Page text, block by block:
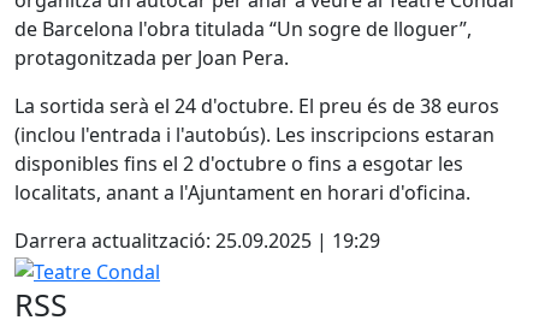
de Barcelona l'obra titulada “Un sogre de lloguer”,
protagonitzada per Joan Pera.
La sortida serà el 24 d'octubre. El preu és de 38 euros
(inclou l'entrada i l'autobús). Les inscripcions estaran
disponibles fins el 2 d'octubre o fins a esgotar les
localitats, anant a l'Ajuntament en horari d'oficina.
Darrera actualització: 25.09.2025 | 19:29
Teatre Condal
RSS